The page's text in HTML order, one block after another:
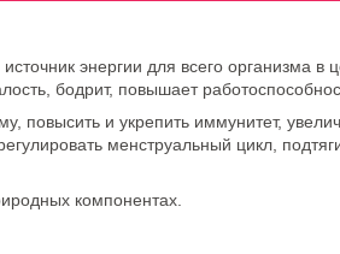
энергии для всего организма в
бодрит, повышает
повысить и укрепить иммунитет,
менструальный цикл,
компонентах.